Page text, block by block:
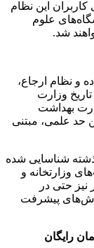
این نظام
علوم
شد.
و نظام ارجاع،
وزارت
بهداشت
حد علمی، مبتنی
شناسایی شده
وزارتخانه و
حتی در
پیشرفت
رایگان